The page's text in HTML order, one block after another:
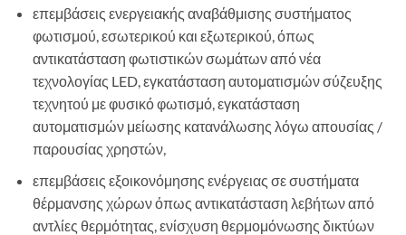
επεμβάσεις ενεργειακής αναβάθμισης συστήματος
φωτισμού, εσωτερικού και εξωτερικού, όπως
αντικατάσταση φωτιστικών σωμάτων από νέα
τεχνολογίας LED, εγκατάσταση αυτοματισμών σύζευξης
τεχνητού με φυσικό φωτισμό, εγκατάσταση
αυτοματισμών μείωσης κατανάλωσης λόγω απουσίας /
παρουσίας χρηστών,
επεμβάσεις εξοικονόμησης ενέργειας σε συστήματα
θέρμανσης χώρων όπως αντικατάσταση λεβήτων από
αντλίες θερμότητας, ενίσχυση θερμομόνωσης δικτύων